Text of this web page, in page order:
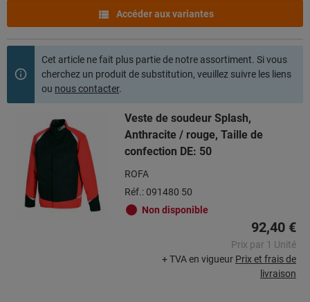
Accéder aux variantes
Cet article ne fait plus partie de notre assortiment. Si vous
cherchez un produit de substitution, veuillez suivre les liens
ou nous contacter.
Veste de soudeur Splash,
Anthracite / rouge, Taille de
confection DE: 50
ROFA
Réf.: 091480 50
Non disponible
92,40 €
Prix par 1 Unité
+ TVA en vigueur Prix et frais de
livraison